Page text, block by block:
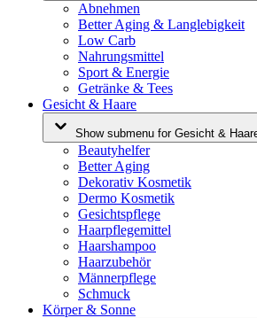
Abnehmen
Better Aging & Langlebigkeit
Low Carb
Nahrungsmittel
Sport & Energie
Getränke & Tees
Gesicht & Haare
Show submenu for Gesicht &
Beautyhelfer
Better Aging
Dekorativ Kosmetik
Dermo Kosmetik
Gesichtspflege
Haarpflegemittel
Haarshampoo
Haarzubehör
Männerpflege
Schmuck
Körper & Sonne